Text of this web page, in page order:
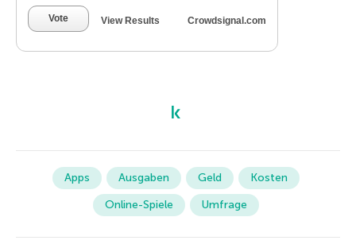
Vote View Results Crowdsignal.com
Apps Ausgaben Geld
Kosten
Online-Spiele
Umfrage